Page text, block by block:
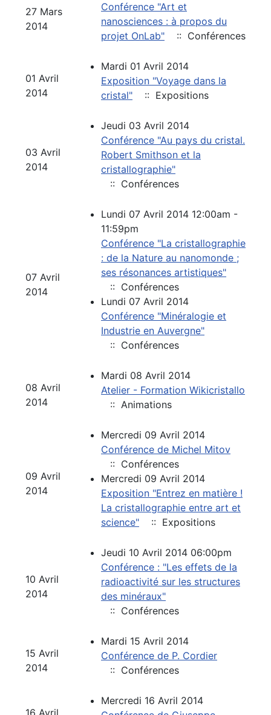
27 Mars
2014
Conférence "Art et
nanosciences : à propos du
projet OnLab"
:: Conférences
01 Avril
2014
Mardi 01 Avril 2014
Exposition "Voyage dans la
cristal"
:: Expositions
03 Avril
2014
Jeudi 03 Avril 2014
Conférence "Au pays du cristal.
Robert Smithson et la
cristallographie"
:: Conférences
07 Avril
2014
Lundi 07 Avril 2014 12:00am -
11:59pm
Conférence "La cristallographie
: de la Nature au nanomonde ;
ses résonances artistiques"
:: Conférences
Lundi 07 Avril 2014
Conférence "Minéralogie et
Industrie en Auvergne"
:: Conférences
08 Avril
2014
Mardi 08 Avril 2014
Atelier - Formation Wikicristallo
:: Animations
09 Avril
2014
Mercredi 09 Avril 2014
Conférence de Michel Mitov
:: Conférences
Mercredi 09 Avril 2014
Exposition "Entrez en matière !
La cristallographie entre art et
science"
:: Expositions
10 Avril
2014
Jeudi 10 Avril 2014 06:00pm
Conférence : "Les effets de la
radioactivité sur les structures
des minéraux"
:: Conférences
15 Avril
2014
Mardi 15 Avril 2014
Conférence de P. Cordier
:: Conférences
Mercredi 16 Avril 2014